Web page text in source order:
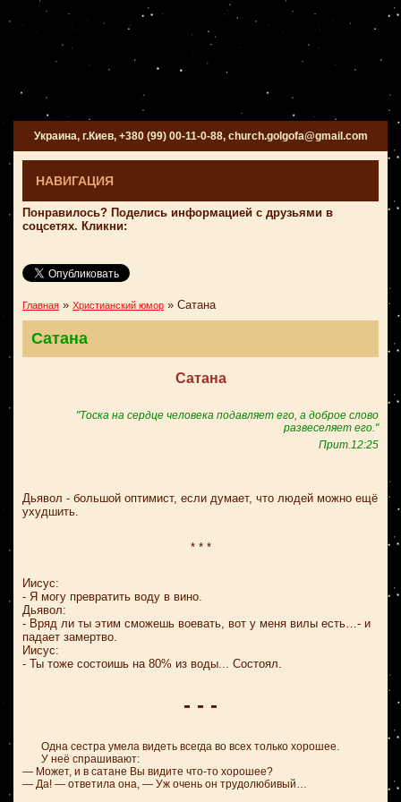
Украина, г.Киев, +380 (99) 00-11-0-88, church.golgofa@gmail.com
НАВИГАЦИЯ
Понравилось? Поделись информацией с друзьями в
соцсетях. Кликни:
Главная » Христианский юмор » Сатана
Сатана
Сатана
"Тоска на сердце человека подавляет его, а доброе слово
развеселяет его."
Прит.12:25
Дьявол - большой оптимист, если думает, что людей можно ещё
ухудшить.
* * *
Иисус:
- Я могу превратить воду в вино.
Дьявол:
- Вряд ли ты этим сможешь воевать, вот у меня вилы есть…- и
падает замертво.
Иисус:
- Ты тоже состоишь на 80% из воды... Состоял.
- - -
Одна сестра умела видеть всегда во всех только хорошее.
У неё спрашивают:
— Может, и в сатане Вы видите что-то хорошее?
— Да! — ответила она, — Уж очень он трудолюбивый…